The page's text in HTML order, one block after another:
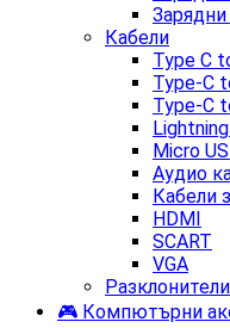
Кабели
Type C
Type-C
Type-C
Micro
Аудио
Кабели
HDMI
SCART
VGA
🎮 Компютърни